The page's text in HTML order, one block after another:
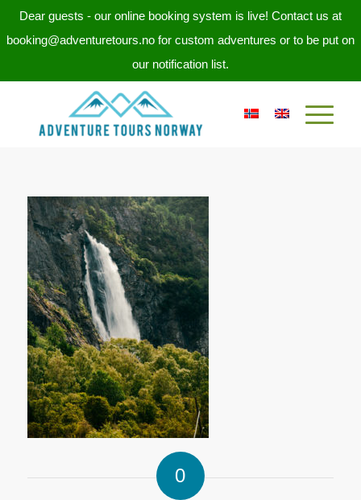
Dear guests - our online booking system is live! Contact us at
booking@adventuretours.no for custom adventures or to be put on
our notification list.
0